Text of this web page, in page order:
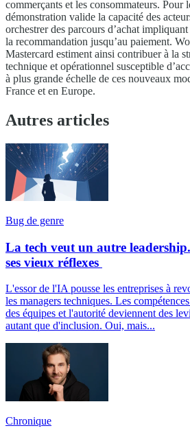
commerçants et les consommateurs. Pour
démonstration valide la capacité des
orchestrer des parcours d’achat
la recommandation jusqu’au paiement.
Mastercard estiment ainsi contribuer à la
technique et opérationnel susceptible
à plus grande échelle de ces nouveaux
France et en Europe.
Autres articles
Bug de genre
La tech veut un autre
ses vieux réflexes
L'essor de l'IA pousse les entreprises à
les managers techniques. Les
des équipes et l'autorité deviennent des
autant que d'inclusion. Oui, mais...
Chronique